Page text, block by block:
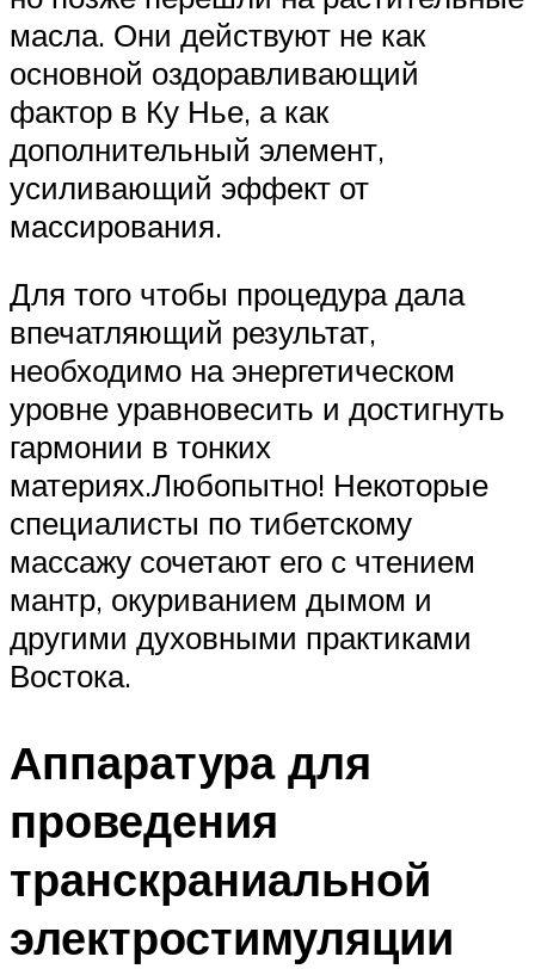
масла. Они действуют не как
основной оздоравливающий
фактор в Ку Нье, а как
дополнительный элемент,
усиливающий эффект от
массирования.
Для того чтобы процедура дала
впечатляющий результат,
необходимо на энергетическом
уровне уравновесить и достигнуть
гармонии в тонких
материях.Любопытно! Некоторые
специалисты по тибетскому
массажу сочетают его с чтением
мантр, окуриванием дымом и
другими духовными практиками
Востока.
Аппаратура для
проведения
транскраниальной
электростимуляции